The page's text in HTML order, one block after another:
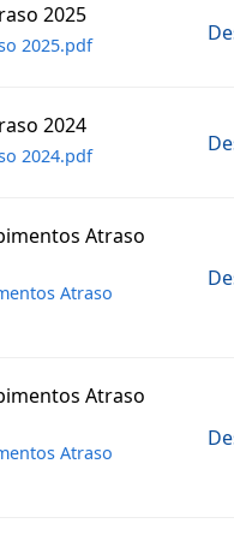
2025
2025.pdf
2024
2024.pdf
Atraso
Atraso
Atraso
Atraso